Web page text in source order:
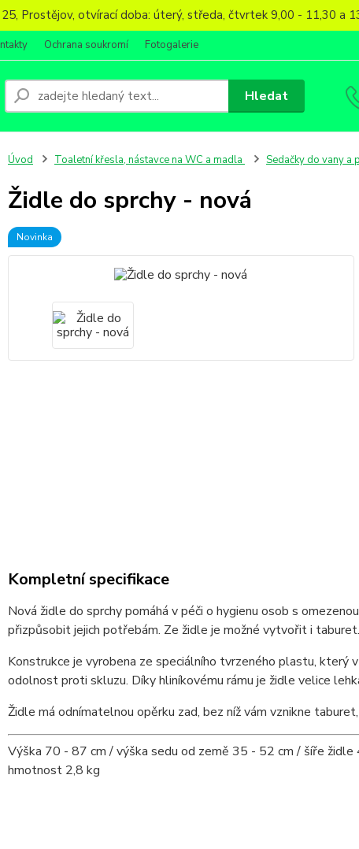
Prostějov, otvírací doba: úterý, středa, čtvrtek 9,00 - 11,30 a
Ochrana soukromí Fotogalerie
Hledat
Úvod Toaletní křesla, nástavce na WC a madla Sedačky do vany a
Židle do sprchy - nová
Novinka
Kompletní specifikace
Nová židle do sprchy pomáhá v péči o hygienu osob s
přizpůsobit jejich potřebám. Ze židle je možné vytvořit i taburet.
Konstrukce je vyrobena ze speciálního tvrzeného plastu, který
odolnost proti skluzu. Díky hliníkovému rámu je židle velice
Židle má odnímatelnou opěrku zad, bez níž vám vznikne
Výška 70 - 87 cm / výška sedu od země 35 - 52 cm / šíře
hmotnost 2,8 kg